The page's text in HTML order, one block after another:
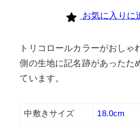
お気に入りに
トリコロールカラーがおしゃ
側の生地に記名跡があったた
ています。
中敷きサイズ 18.0cm